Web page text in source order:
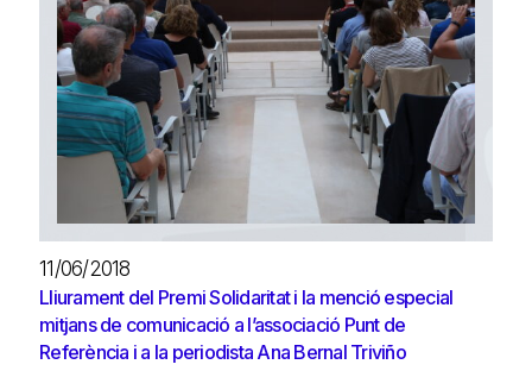
11/06/2018
Lliurament del Premi Solidaritat i la menció especial
mitjans de comunicació a l’associació Punt de
Referència i a la periodista Ana Bernal Triviño